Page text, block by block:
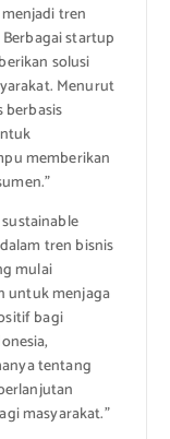
tren
startup
solusi
Menurut
berbasis
memberikan
tren bisnis
mulai
untuk menjaga
bagi
tentang
masyarakat.”